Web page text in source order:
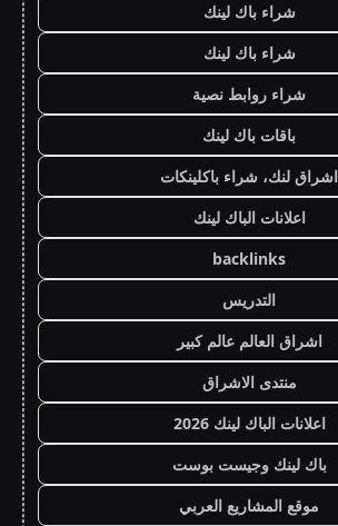
شراء باك لينك
شراء باك لينك
شراء روابط نصية
باقات باك لينك
اشراق لنك، شراء باكلينكات
اعلانات الباك لينك
backlinks
التدريس
اشراق العالم عالم كبير
منتدى الاشراق
اعلانات الباك لينك 2026
باك لينك وجيست بوست
موقع المشاريع العربي